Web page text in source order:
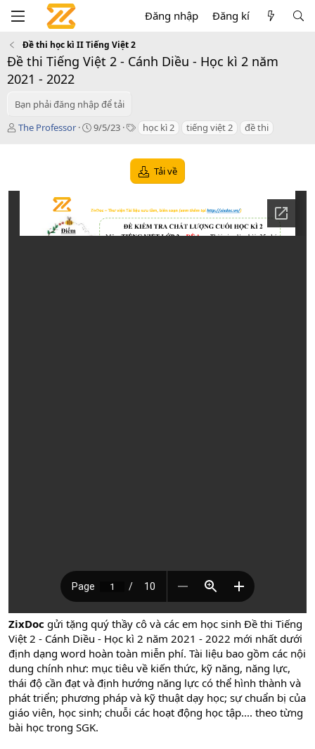
Đăng nhập Đăng kí
Đề thi học kì II Tiếng Việt 2
Đề thi Tiếng Việt 2 - Cánh Diều - Học kì 2 năm
2021 - 2022
Bạn phải đăng nhập để tải
T
ả
The Professor
C
n
9/5/23
T học kì 2 tiếng việt 2 đề thi
Tải về
ZixDoc gửi tặng quý thầy cô và các em học sinh Đề thi Tiếng
Việt 2 - Cánh Diều - Học kì 2 năm 2021 - 2022 mới nhất dưới
định dạng word hoàn toàn miễn phí. Tài liệu bao gồm các nội
dung chính như: mục tiêu về kiến thức, kỹ năng, năng lực,
thái độ cần đạt và định hướng năng lực có thể hình thành và
phát triển; phương pháp và kỹ thuật dạy học; sự chuẩn bị của
giáo viên, học sinh; chuỗi các hoạt động học tập.... theo từng
bài học trong SGK.